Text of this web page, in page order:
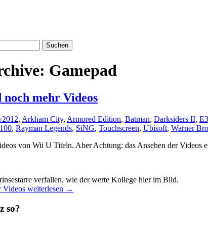
Gamepad
mehr Videos
2012, Arkham City, Armored Edition, Batman, Darksiders II, E3
, Rayman Legends, SiNG, Touchscreen, Ubisoft, Warner
von Wii U Titeln. Aber Achtung: das Ansehen der Videos
verfallen, wie der werte Kollege hier im Bild.
Videos weiterlesen →
so?